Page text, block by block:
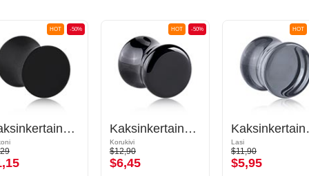
-50%
HOT
Kaksinkertainen flared-plugi (silikoni, eri värejä)
-50%
HOT
Kaksinkertainen flared-plugi (kivi)
Korukivi
$12,90
$6,45
HOT
Lasi
$11,90
$5,95